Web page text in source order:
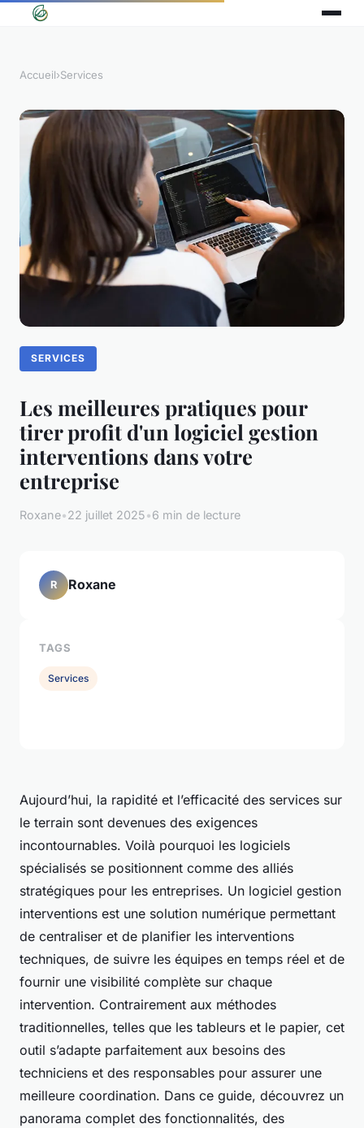
Accueil›Services
SERVICES
Les meilleures pratiques pour
tirer profit d'un logiciel gestion
interventions dans votre
entreprise
Roxane•22 juillet 2025•6 min de lecture
Aujourd’hui, la rapidité et l’efficacité des services sur
le terrain sont devenues des exigences
incontournables. Voilà pourquoi les logiciels
spécialisés se positionnent comme des alliés
stratégiques pour les entreprises. Un logiciel gestion
interventions est une solution numérique permettant
de centraliser et de planifier les interventions
techniques, de suivre les équipes en temps réel et de
fournir une visibilité complète sur chaque
intervention. Contrairement aux méthodes
traditionnelles, telles que les tableurs et le papier, cet
outil s’adapte parfaitement aux besoins des
techniciens et des responsables pour assurer une
meilleure coordination. Dans ce guide, découvrez un
panorama complet des fonctionnalités, des
R Roxane
TAGS
Services